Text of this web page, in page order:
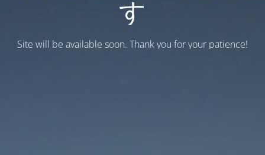
す
Site will be available soon. Thank you for your patience!